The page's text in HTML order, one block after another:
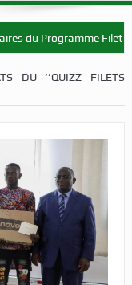
Programme Filets
DU ‘’QUIZZ FILETS